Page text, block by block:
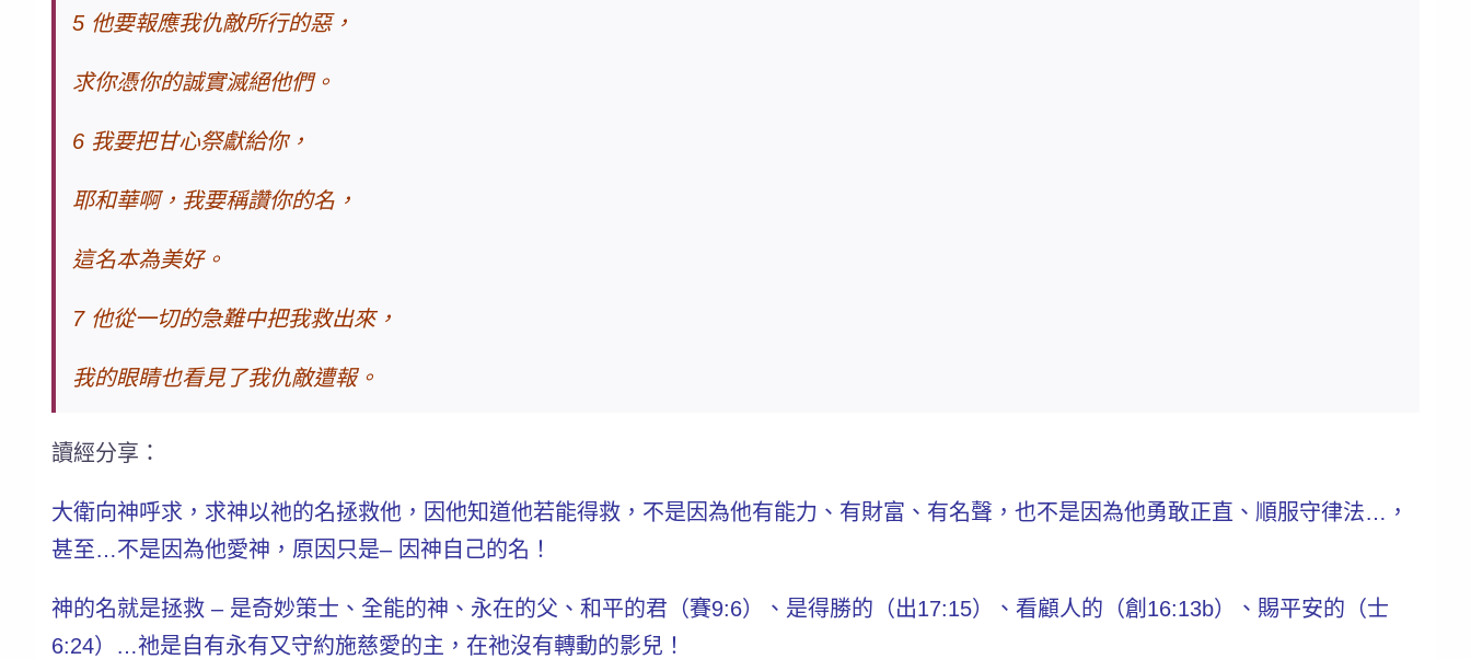
5 他要報應我仇敵所行的惡，
求你憑你的誠實滅絕他們。
6 我要把甘心祭獻給你，
耶和華啊，我要稱讚你的名，
這名本為美好。
7 他從一切的急難中把我救出來，
我的眼睛也看見了我仇敵遭報。
讀經分享：
大衛向神呼求，求神以祂的名拯救他，因他知道他若能得救，不是因為他有能力、有財富、有名聲，也不是因為他勇敢正直、順服守律法…，
甚至…不是因為他愛神，原因只是– 因神自己的名！
神的名就是拯救 – 是奇妙策士、全能的神、永在的父、和平的君（賽9:6）、是得勝的（出17:15）、看顧人的（創16:13b）、賜平安的（士
6:24）…祂是自有永有又守約施慈愛的主，在祂沒有轉動的影兒！